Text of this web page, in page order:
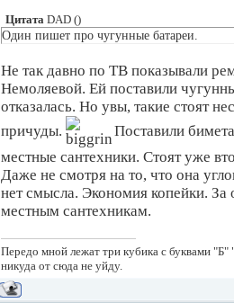
Цитата DAD ()
Один пишет про чугунные батареи.
Не так давно по ТВ показывали
Немоляевой. Ей поставили
отказалась. Но увы, такие стоят
причуды.
Поставили
местные сантехники. Стоят уже
Даже не смотря на то, что она
нет смысла. Экономия копейки. За
местным сантехникам.
Передо мной лежат три кубика с буквами
никуда от сюда не уйду.